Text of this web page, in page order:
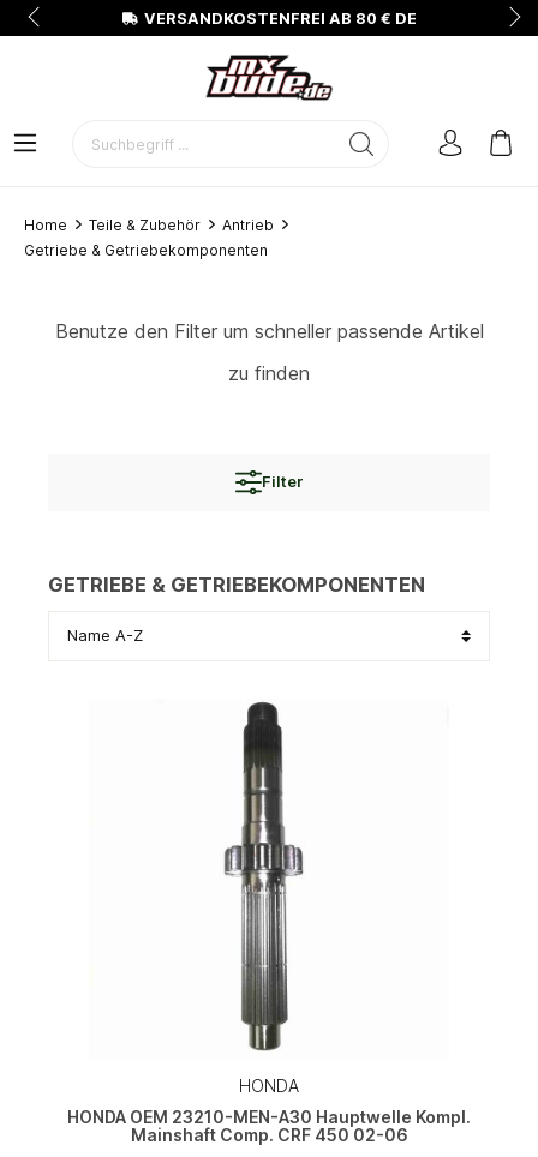
VERSANDKOSTENFREI AB 80 € DE
Home Teile & Zubehör
Antrieb
Getriebe & Getriebekomponenten
Benutze den Filter um schneller passende Artikel
zu finden
Filter
GETRIEBE & GETRIEBEKOMPONENTEN
HONDA
HONDA OEM 23210-MEN-A30 Hauptwelle Kompl.
Mainshaft Comp. CRF 450 02-06